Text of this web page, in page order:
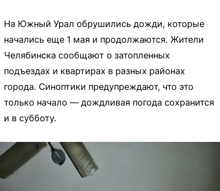
На Южный Урал обрушились дожди, которые
начались еще 1 мая и продолжаются. Жители
Челябинска сообщают о затопленных
подъездах и квартирах в разных районах
города. Синоптики предупреждают, что это
только начало — дождливая погода сохранится
и в субботу.